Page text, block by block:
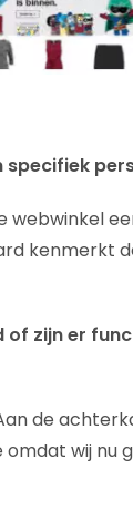
webwinkel
kenmerkt
of zijn er
de
wij nu